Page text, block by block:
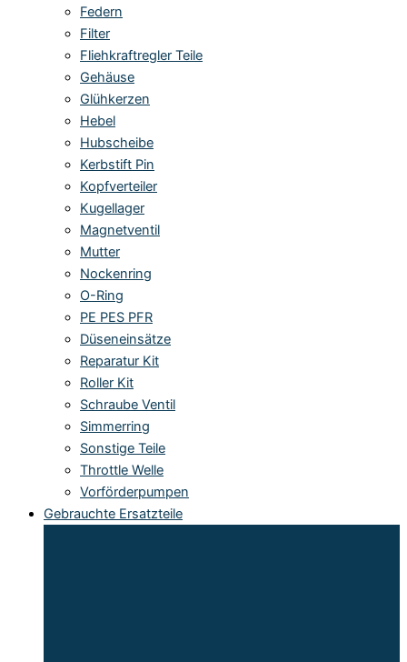
Federn
Filter
Fliehkraftregler Teile
Gehäuse
Glühkerzen
Hebel
Hubscheibe
Kerbstift Pin
Kopfverteiler
Kugellager
Magnetventil
Mutter
Nockenring
O-Ring
PE PES PFR
Düseneinsätze
Reparatur Kit
Roller Kit
Schraube Ventil
Simmerring
Sonstige Teile
Throttle Welle
Vorförderpumpen
Gebrauchte Ersatzteile